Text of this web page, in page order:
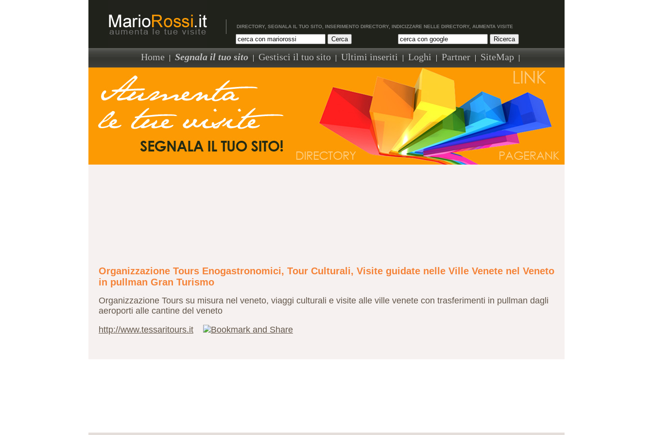
DIRECTORY, SEGNALA IL TUO SITO, INSERIMENTO DIRECTORY, INDICIZZARE NELLE DIRECTORY, AUMENTA VISITE
Home | Segnala il tuo sito | Gestisci il tuo sito | Ultimi inseriti | Loghi | Partner | SiteMap |
Organizzazione Tours Enogastronomici, Tour Culturali, Visite guidate nelle Ville Venete nel Veneto
in pullman Gran Turismo
Organizzazione Tours su misura nel veneto, viaggi culturali e visite alle ville venete con trasferimenti in pullman dagli
aeroporti alle cantine del veneto
http://www.tessaritours.it